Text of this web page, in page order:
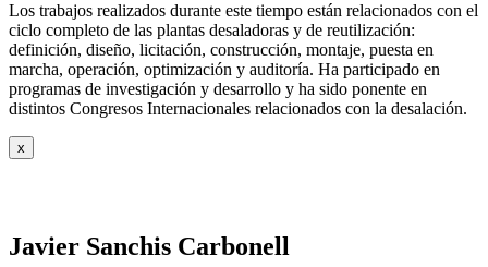
Los trabajos realizados durante este tiempo están relacionados con el
ciclo completo de las plantas desaladoras y de reutilización:
definición, diseño, licitación, construcción, montaje, puesta en
marcha, operación, optimización y auditoría. Ha participado en
programas de investigación y desarrollo y ha sido ponente en
distintos Congresos Internacionales relacionados con la desalación.
x
Javier Sanchis Carbonell